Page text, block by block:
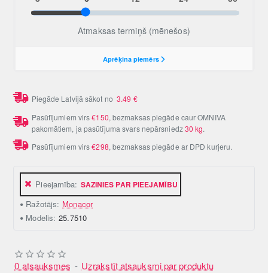
Pieejamība: SAZINIES PAR PIEEJAMĪBU
Ražotājs: Monacor
Modelis: 25.7510
0 atsauksmes - Uzrakstīt atsauksmi par produktu
Piegāde Latvijā sākot no3.49 €
Pasūtījumiem virs€150, bezmaksas piegāde caur OMNIVA
pakomātiem, ja pasūtījuma svars nepārsniedz30 kg.
Pasūtījumiem virs€298, bezmaksas piegāde ar DPD kurjeru.